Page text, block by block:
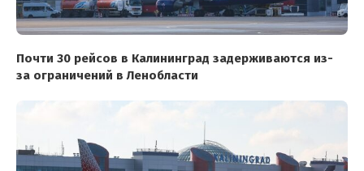
Почти 30 рейсов в Калининград задерживаются из-
за ограничений в Ленобласти